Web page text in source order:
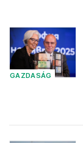
GAZDASÁG